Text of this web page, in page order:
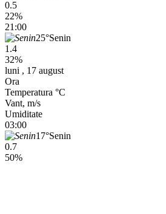
0.5
22%
21:00
25°Senin
1.4
32%
luni , 17 august
Ora
Temperatura °C
Vant, m/s
Umiditate
03:00
17°Senin
0.7
50%